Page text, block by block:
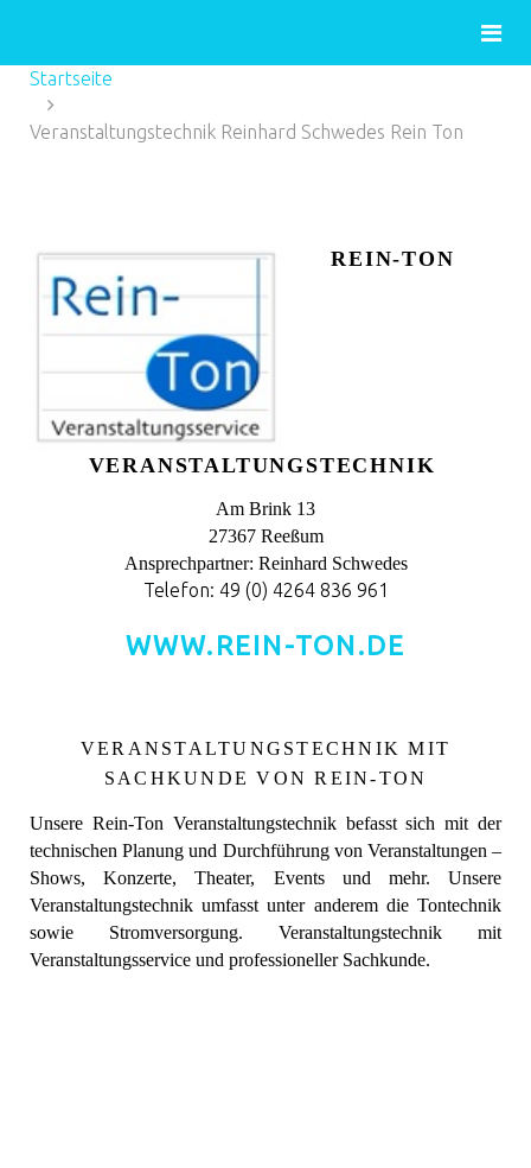
Startseite
Veranstaltungstechnik Reinhard Schwedes Rein Ton
REIN-TON
VERANSTALTUNGSTECHNIK
Am Brink 13
27367 Reeßum
Ansprechpartner: Reinhard Schwedes
Telefon: 49 (0) 4264 836 961
WWW.REIN-TON.DE
VERANSTALTUNGSTECHNIK MIT
SACHKUNDE VON REIN-TON
Unsere Rein-Ton Veranstaltungstechnik befasst sich mit der
technischen Planung und Durchführung von Veranstaltungen –
Shows, Konzerte, Theater, Events und mehr. Unsere
Veranstaltungstechnik umfasst unter anderem die Tontechnik
sowie Stromversorgung. Veranstaltungstechnik mit
Veranstaltungsservice und professioneller Sachkunde.